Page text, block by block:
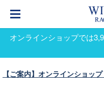
オンラインショップでは
【ご案内】オンラインショッ